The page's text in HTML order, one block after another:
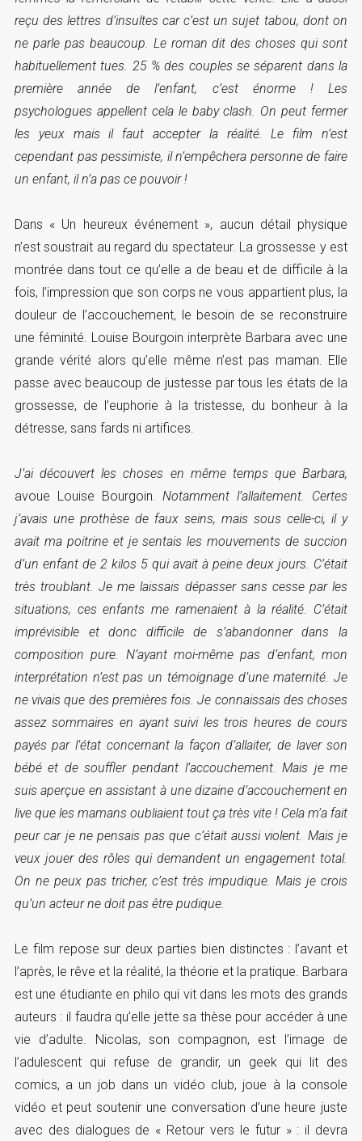
reçu des lettres d’insultes car c’est un sujet tabou, dont on
ne parle pas beaucoup. Le roman dit des choses qui sont
habituellement tues. 25 % des couples se séparent dans la
première année de l’enfant, c’est énorme ! Les
psychologues appellent cela le baby clash. On peut fermer
les yeux mais il faut accepter la réalité. Le film n’est
cependant pas pessimiste, il n’empêchera personne de faire
un enfant, il n’a pas ce pouvoir !
Dans « Un heureux événement », aucun détail physique
n’est soustrait au regard du spectateur. La grossesse y est
montrée dans tout ce qu’elle a de beau et de difficile à la
fois, l’impression que son corps ne vous appartient plus, la
douleur de l’accouchement, le besoin de se reconstruire
une féminité. Louise Bourgoin interprète Barbara avec une
grande vérité alors qu’elle même n’est pas maman. Elle
passe avec beaucoup de justesse par tous les états de la
grossesse, de l’euphorie à la tristesse, du bonheur à la
détresse, sans fards ni artifices.
J’ai découvert les choses en même temps que Barbara,
avoue Louise Bourgoin. Notamment l’allaitement. Certes
j’avais une prothèse de faux seins, mais sous celle-ci, il y
avait ma poitrine et je sentais les mouvements de succion
d’un enfant de 2 kilos 5 qui avait à peine deux jours. C’était
très troublant. Je me laissais dépasser sans cesse par les
situations, ces enfants me ramenaient à la réalité. C’était
imprévisible et donc difficile de s’abandonner dans la
composition pure. N’ayant moi-même pas d’enfant, mon
interprétation n’est pas un témoignage d’une maternité. Je
ne vivais que des premières fois. Je connaissais des choses
assez sommaires en ayant suivi les trois heures de cours
payés par l’état concernant la façon d’allaiter, de laver son
bébé et de souffler pendant l’accouchement. Mais je me
suis aperçue en assistant à une dizaine d’accouchement en
live que les mamans oubliaient tout ça très vite ! Cela m’a fait
peur car je ne pensais pas que c’était aussi violent. Mais je
veux jouer des rôles qui demandent un engagement total.
On ne peux pas tricher, c’est très impudique. Mais je crois
qu’un acteur ne doit pas être pudique.
Le film repose sur deux parties bien distinctes : l’avant et
l’après, le rêve et la réalité, la théorie et la pratique. Barbara
est une étudiante en philo qui vit dans les mots des grands
auteurs : il faudra qu’elle jette sa thèse pour accéder à une
vie d’adulte. Nicolas, son compagnon, est l’image de
l’adulescent qui refuse de grandir, un geek qui lit des
comics, a un job dans un vidéo club, joue à la console
vidéo et peut soutenir une conversation d’une heure juste
avec des dialogues de « Retour vers le futur » : il devra